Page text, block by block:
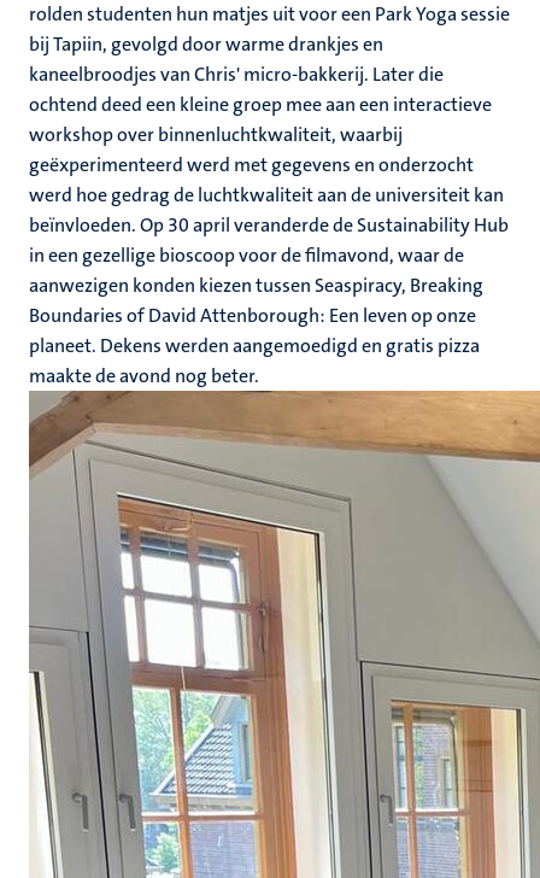
rolden studenten hun matjes uit voor een Park Yoga sessie
bij Tapiin, gevolgd door warme drankjes en
kaneelbroodjes van Chris' micro-bakkerij. Later die
ochtend deed een kleine groep mee aan een interactieve
workshop over binnenluchtkwaliteit, waarbij
geëxperimenteerd werd met gegevens en onderzocht
werd hoe gedrag de luchtkwaliteit aan de universiteit kan
beïnvloeden. Op 30 april veranderde de Sustainability Hub
in een gezellige bioscoop voor de filmavond, waar de
aanwezigen konden kiezen tussen Seaspiracy, Breaking
Boundaries of David Attenborough: Een leven op onze
planeet. Dekens werden aangemoedigd en gratis pizza
maakte de avond nog beter.